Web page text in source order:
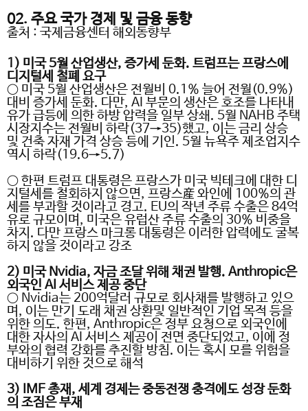
02. 주요 국가 경제 및 금융 동향
출처 : 국제금융센터 해외동향부
1) 미국5월 산업생산, 증가세 둔화. 트럼프는 프랑스에
디지털세 철폐 요구
○ 미국 5월 산업생산은 전월비 0.1% 늘어 전월(0.9%)
대비 증가세 둔화. 다만, AI 부문의 생산은 호조를 나타내
유가 급등에 의한 하방 압력을 일부 상쇄. 5월 NAHB주택
시장지수는 전월비 하락(37→35)했고, 이는 금리 상승
및 건축 자재 가격 상승 등에 기인. 5월 뉴욕주 제조업지수
역시 하락(19.6→5.7)
○한편 트럼프 대통령은 프랑스가 미국 빅테크에 대한 디
지털세를 철회하지 않으면, 프랑스産 와인에 100%의 관
세를 부과할 것이라고 경고. EU의 작년 주류 수출은84억
유로 규모이며, 미국은 유럽산 주류 수출의 30% 비중을
차지 . 다만 프랑스 마크롱 대통령은 이러한 압력에도 굴복
하지 않을 것이라고 강조
2) 미국Nvidia, 자금 조달 위해 채권 발행. Anthropic은
외국인 AI 서비스 제공 중단
○ Nvidia는 200억달러 규모로 회사채를 발행하고 있으
며, 이는 만기 도래 채권 상환및 일반적인 기업 목적 등을
위한 의도. 한편, Anthropic은 정부 요청으로 외국인에
대한 자사의 AI 서비스 제공이 전면 중단되었고, 이에 정
부와의 협력 강화를 추진할 방침. 이는 혹시 모를 위험을
대비하기 위한 것으로 해석
3) IMF총재, 세계 경제는 중동전쟁 충격에도 성장 둔화
의 조짐은 부재